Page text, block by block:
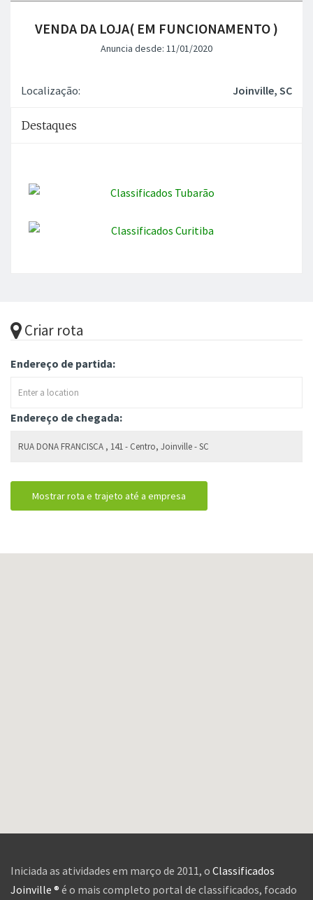
VENDA DA LOJA( EM FUNCIONAMENTO )
Anuncia desde: 11/01/2020
Localização: Joinville, SC
Destaques
Criar rota
Endereço de partida:
Endereço de chegada:
Iniciada as atividades em março de 2011, o Classificados
Joinville ® é o mais completo portal de classificados, focado